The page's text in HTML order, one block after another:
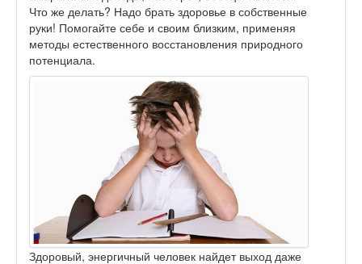
Что же делать? Надо брать здоровье в собственные
руки! Помогайте себе и своим близким, применяя
методы естественного восстановления природного
потенциала.
Здоровый, энергичный человек найдет выход даже